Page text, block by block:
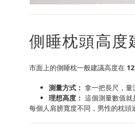
側睡枕頭高度
市面上的側睡枕一般建議高度在
測量方式： 拿一把長尺，量
理想高度： 這個測量數值就
每個人肩膀寬度不同，男性的枕頭